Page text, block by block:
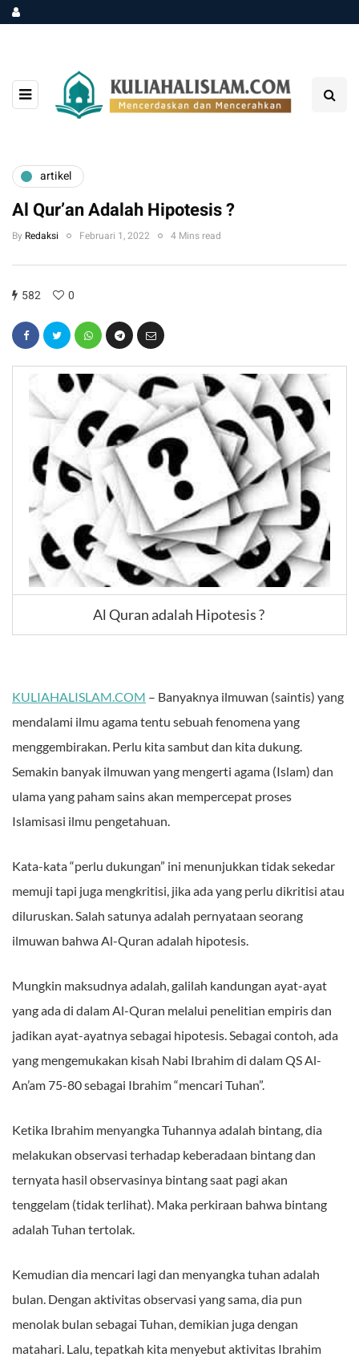
artikel
Al Qur’an Adalah Hipotesis ?
By Redaksi Februari 1, 2022 4 Mins read
582 0
Al Quran adalah Hipotesis ?
KULIAHALISLAM.COM – Banyaknya ilmuwan (saintis) yang
mendalami ilmu agama tentu sebuah fenomena yang
menggembirakan. Perlu kita sambut dan kita dukung.
Semakin banyak ilmuwan yang mengerti agama (Islam) dan
ulama yang paham sains akan mempercepat proses
Islamisasi ilmu pengetahuan.
Kata-kata “perlu dukungan” ini menunjukkan tidak sekedar
memuji tapi juga mengkritisi, jika ada yang perlu dikritisi atau
diluruskan. Salah satunya adalah pernyataan seorang
ilmuwan bahwa Al-Quran adalah hipotesis.
Mungkin maksudnya adalah, galilah kandungan ayat-ayat
yang ada di dalam Al-Quran melalui penelitian empiris dan
jadikan ayat-ayatnya sebagai hipotesis. Sebagai contoh, ada
yang mengemukakan kisah Nabi Ibrahim di dalam QS Al-
An’am 75-80 sebagai Ibrahim “mencari Tuhan”.
Ketika Ibrahim menyangka Tuhannya adalah bintang, dia
melakukan observasi terhadap keberadaan bintang dan
ternyata hasil observasinya bintang saat pagi akan
tenggelam (tidak terlihat). Maka perkiraan bahwa bintang
adalah Tuhan tertolak.
Kemudian dia mencari lagi dan menyangka tuhan adalah
bulan. Dengan aktivitas observasi yang sama, dia pun
menolak bulan sebagai Tuhan, demikian juga dengan
matahari. Lalu, tepatkah kita menyebut aktivitas Ibrahim